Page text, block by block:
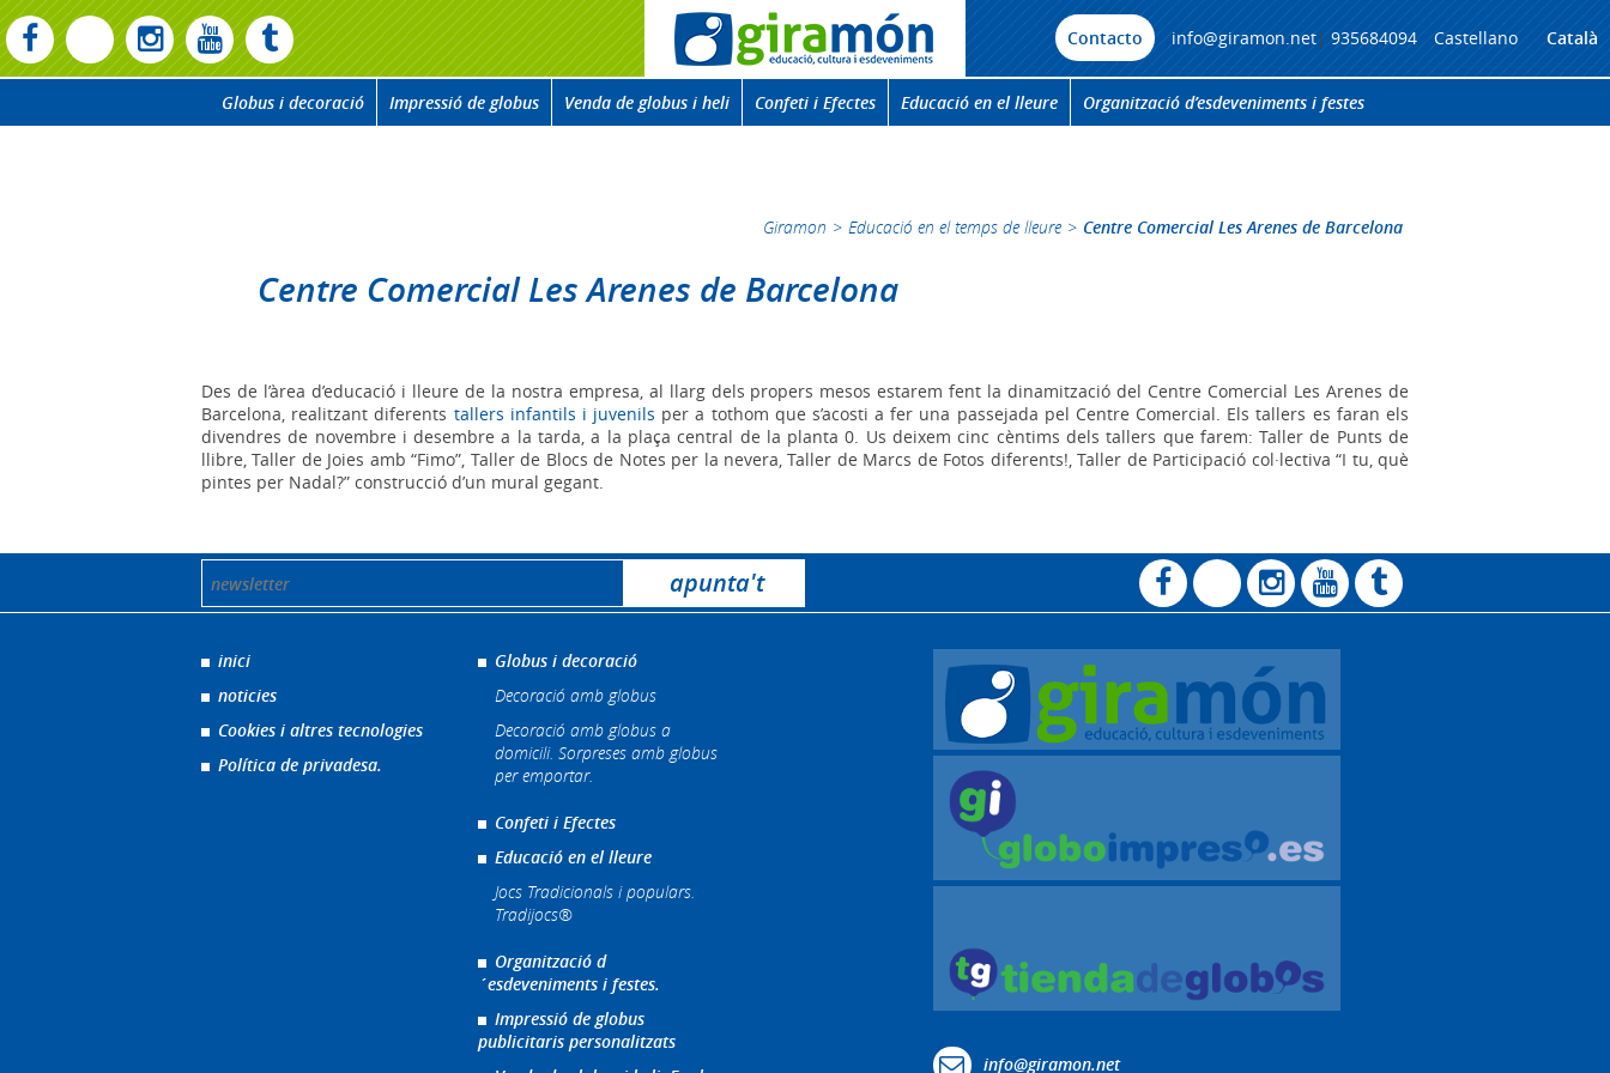
Contacto info@giramon.net| 935684094 Castellano Català
Globus i decoració Impressió de globus Venda de globus i heli Confeti i Efectes Educació en el lleure Organització d’esdeveniments i festes
Giramon > Educació en el temps de lleure > Centre Comercial Les Arenes de Barcelona
Centre Comercial Les Arenes de Barcelona
Des de l’àrea d’educació i lleure de la nostra empresa, al llarg dels propers mesos estarem fent la dinamització del Centre Comercial Les Arenes de
Barcelona, realitzant diferents tallers infantils i juvenils per a tothom que s’acosti a fer una passejada pel Centre Comercial. Els tallers es faran els
divendres de novembre i desembre a la tarda, a la plaça central de la planta 0. Us deixem cinc cèntims dels tallers que farem: Taller de Punts de
llibre, Taller de Joies amb “Fimo”, Taller de Blocs de Notes per la nevera, Taller de Marcs de Fotos diferents!, Taller de Participació col·lectiva “I tu, què
pintes per Nadal?” construcció d’un mural gegant.
inici
noticies
Cookies i altres tecnologies
Política de privadesa.
Globus i decoració
Decoració amb globus
Decoració amb globus a
domicili. Sorpreses amb globus
per emportar.
Confeti i Efectes
Educació en el lleure
Jocs Tradicionals i populars.
Tradijocs®
Organització d
´esdeveniments i festes.
Impressió de globus
publicitaris personalitzats
info@giramon.net